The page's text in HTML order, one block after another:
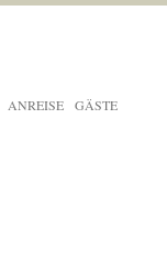
ANREISE
GÄSTE